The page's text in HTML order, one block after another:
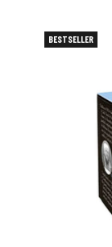
BESTSELLER